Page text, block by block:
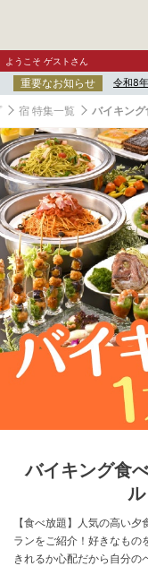
ようこそ ゲストさん
重要なお知らせ 令和8
宿 特集一覧 バイキン
バイキング食
【食べ放題】人気の高い
ランをご紹介！好きなもの
きれるか心配だから自分の